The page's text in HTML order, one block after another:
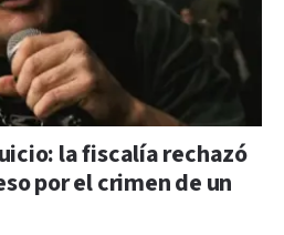
la fiscalía rechazó
por el crimen de un